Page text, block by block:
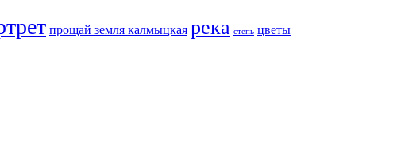
прощай земля калмыцкая река степь цветы